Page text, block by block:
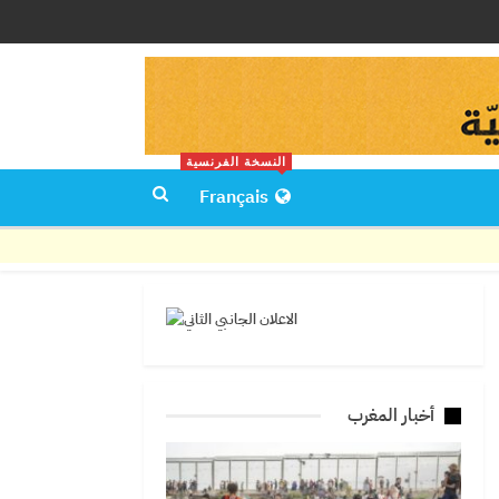
Français
النسخة الفرنسية
أخبار المغرب